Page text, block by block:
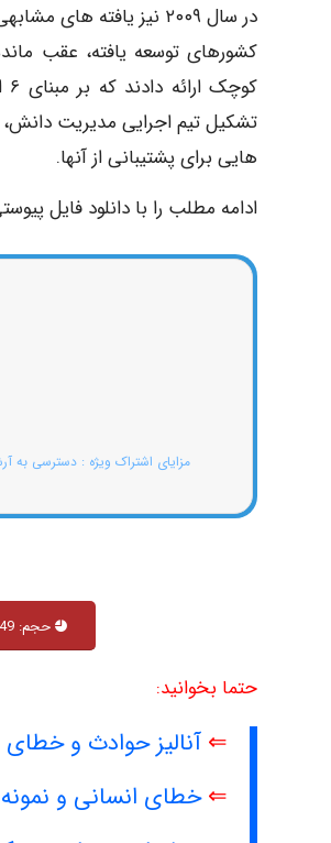
در سال ۲۰۰۹ نیز
تشکیل تیم اجرایی مدیریت دانش،
هایی برای پشتیبانی از آنها.
ادامه مطلب را با دانلود فایل
مزایای اشتراک ویژه : دسترسی به
حجم: 349 KB
حتما بخوانید:
⇐ آنالیز حوادث و
⇐خطای انسانی و